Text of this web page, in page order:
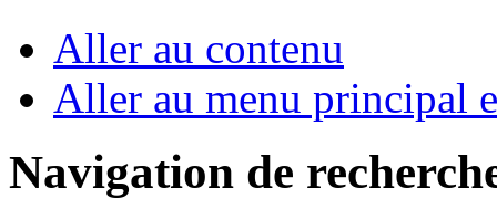
Aller au contenu
Aller au menu principal
Navigation de